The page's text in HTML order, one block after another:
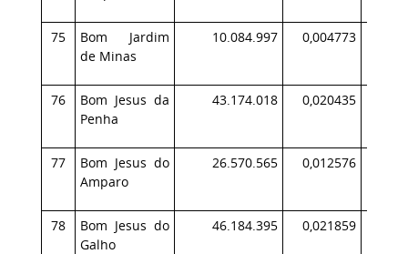
75
Bom Jardim
de Minas
10.084.997 0,004773
76
Bom Jesus da
Penha
43.174.018 0,020435
77
Bom Jesus do
Amparo
26.570.565 0,012576
78
Bom Jesus do
Galho
46.184.395 0,021859